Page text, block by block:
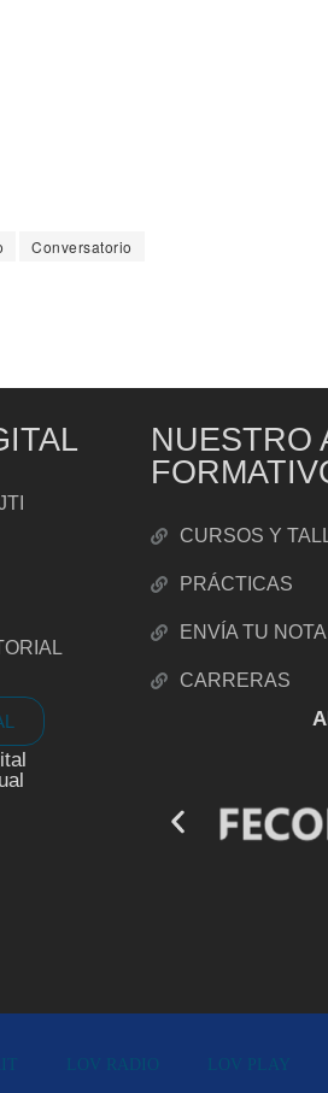
Conversatorio
NUESTRO
CURSOS Y
PRÁCTICAS
ENVÍA TU NOTA
CARRERAS
LOV RADIO LOV PLAY